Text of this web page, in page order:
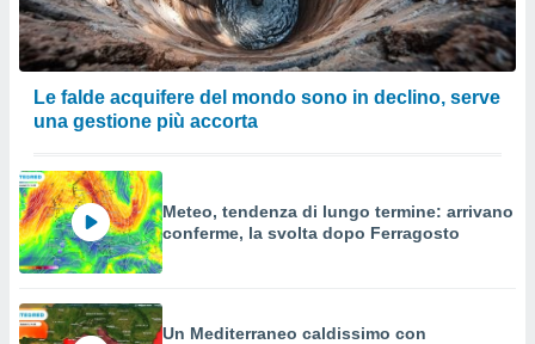
Le falde acquifere del mondo sono in declino, serve
una gestione più accorta
Meteo, tendenza di lungo termine: arrivano
conferme, la svolta dopo Ferragosto
Un Mediterraneo caldissimo con